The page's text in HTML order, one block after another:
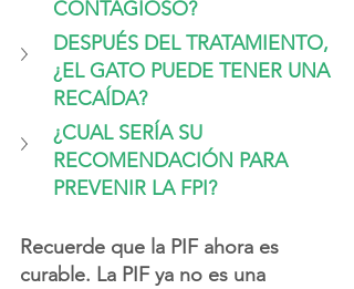
CONTAGIOSO?
DESPUÉS DEL TRATAMIENTO,
¿EL GATO PUEDE TENER UNA
RECAÍDA?
¿CUAL SERÍA SU
RECOMENDACIÓN PARA
PREVENIR LA FPI?
Recuerde que la PIF ahora es
curable. La PIF ya no es una